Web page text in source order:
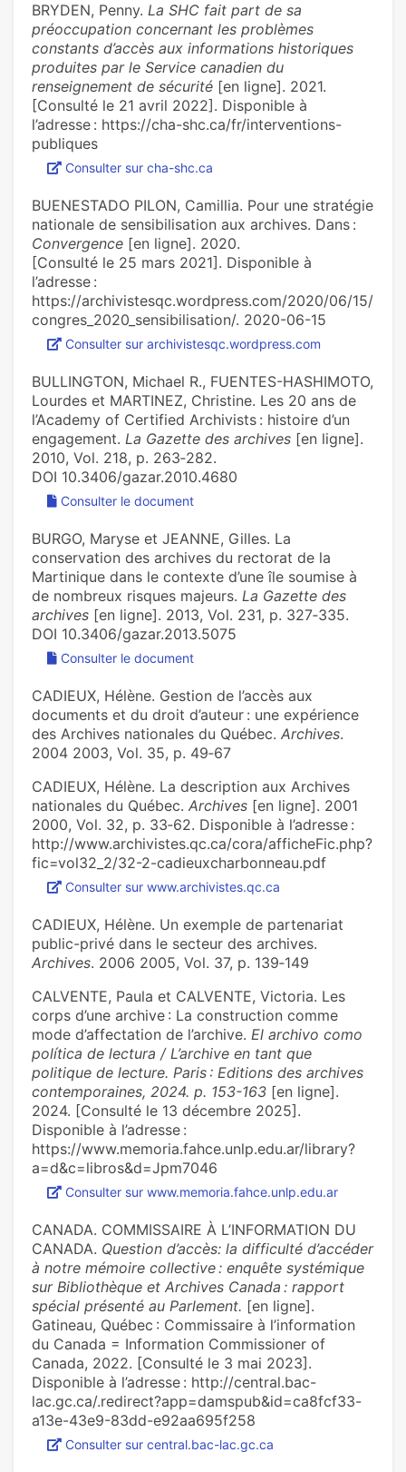
BRYDEN, Penny. La SHC fait part de sa
préoccupation concernant les problèmes
constants d’accès aux informations historiques
produites par le Service canadien du
renseignement de sécurité [en ligne]. 2021.
[Consulté le 21 avril 2022]. Disponible à
l’adresse : https://cha-shc.ca/fr/interventions-
publiques
Consulter sur cha-shc.ca
BUENESTADO PILON, Camillia. Pour une stratégie
nationale de sensibilisation aux archives. Dans :
Convergence [en ligne]. 2020.
[Consulté le 25 mars 2021]. Disponible à
l’adresse :
https://archivistesqc.wordpress.com/2020/06/15/
congres_2020_sensibilisation/. 2020-06-15
Consulter sur archivistesqc.wordpress.com
BULLINGTON, Michael R., FUENTES-HASHIMOTO,
Lourdes et MARTINEZ, Christine. Les 20 ans de
l’Academy of Certified Archivists : histoire d’un
engagement. La Gazette des archives [en ligne].
2010, Vol. 218, p. 263‑282.
DOI 10.3406/gazar.2010.4680
Consulter le document
BURGO, Maryse et JEANNE, Gilles. La
conservation des archives du rectorat de la
Martinique dans le contexte d’une île soumise à
de nombreux risques majeurs. La Gazette des
archives [en ligne]. 2013, Vol. 231, p. 327‑335.
DOI 10.3406/gazar.2013.5075
Consulter le document
CADIEUX, Hélène. Gestion de l’accès aux
documents et du droit d’auteur : une expérience
des Archives nationales du Québec. Archives.
2004 2003, Vol. 35, p. 49‑67
CADIEUX, Hélène. La description aux Archives
nationales du Québec. Archives [en ligne]. 2001
2000, Vol. 32, p. 33‑62. Disponible à l’adresse :
http://www.archivistes.qc.ca/cora/afficheFic.php?
fic=vol32_2/32-2-cadieuxcharbonneau.pdf
Consulter sur www.archivistes.qc.ca
CADIEUX, Hélène. Un exemple de partenariat
public-privé dans le secteur des archives.
Archives. 2006 2005, Vol. 37, p. 139‑149
CALVENTE, Paula et CALVENTE, Victoria. Les
corps d’une archive : La construction comme
mode d’affectation de l’archive. El archivo como
política de lectura / L’archive en tant que
politique de lecture. Paris : Editions des archives
contemporaines, 2024. p. 153-163 [en ligne].
2024. [Consulté le 13 décembre 2025].
Disponible à l’adresse :
https://www.memoria.fahce.unlp.edu.ar/library?
a=d&c=libros&d=Jpm7046
Consulter sur www.memoria.fahce.unlp.edu.ar
CANADA. COMMISSAIRE À L’INFORMATION DU
CANADA. Question d’accès: la difficulté d’accéder
à notre mémoire collective : enquête systémique
sur Bibliothèque et Archives Canada : rapport
spécial présenté au Parlement. [en ligne].
Gatineau, Québec : Commissaire à l’information
du Canada = Information Commissioner of
Canada, 2022. [Consulté le 3 mai 2023].
Disponible à l’adresse : http://central.bac-
lac.gc.ca/.redirect?app=damspub&id=ca8fcf33-
a13e-43e9-83dd-e92aa695f258
Consulter sur central.bac-lac.gc.ca